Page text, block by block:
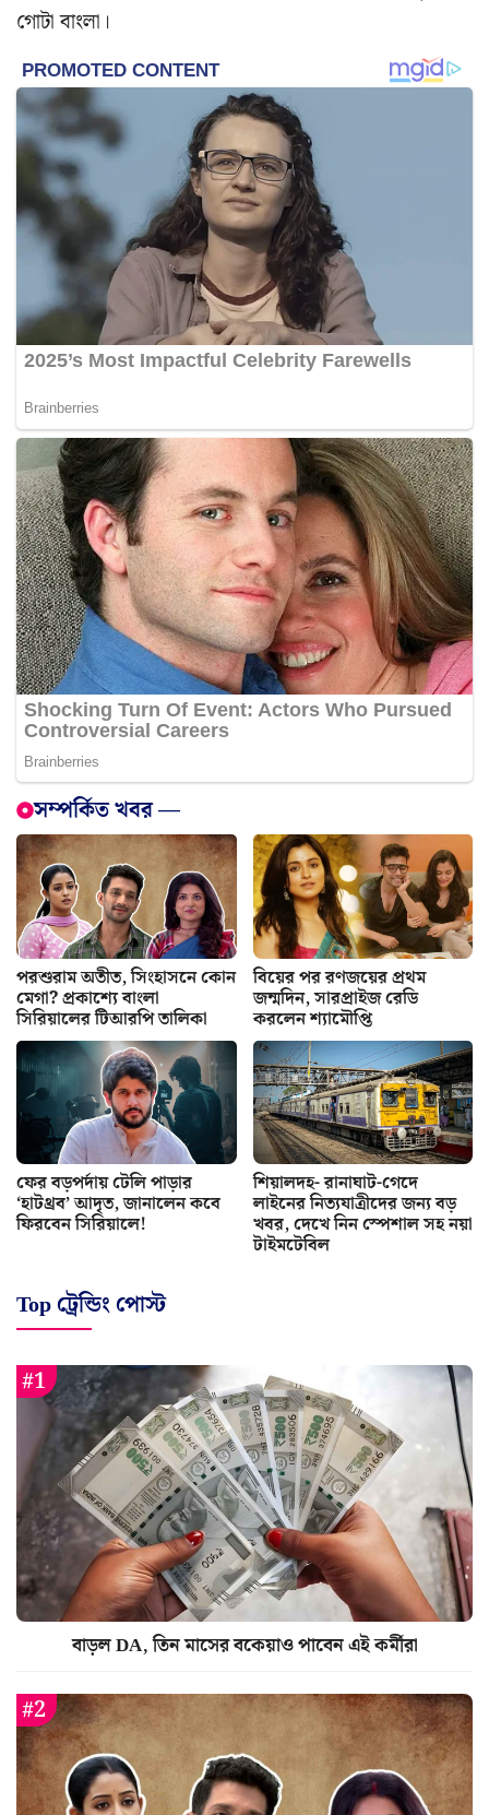
গোটা বাংলা।
সম্পর্কিত খবর —
পরশুরাম অতীত, সিংহাসনে কোন
মেগা? প্রকাশ্যে বাংলা
সিরিয়ালের টিআরপি তালিকা
বিয়ের পর রণজয়ের প্রথম
জন্মদিন, সারপ্রাইজ রেডি
করলেন শ্যামৌপ্তি
ফের বড়পর্দায় টেলি পাড়ার
‘হাটথ্রব’ আদৃত, জানালেন কবে
ফিরবেন সিরিয়ালে!
শিয়ালদহ- রানাঘাট-গেদে
লাইনের নিত্যযাত্রীদের জন্য বড়
খবর, দেখে নিন স্পেশাল সহ নয়া
টাইমটেবিল
Top ট্রেন্ডিং পোস্ট
বাড়ল DA, তিন মাসের বকেয়াও পাবেন এই কর্মীরা